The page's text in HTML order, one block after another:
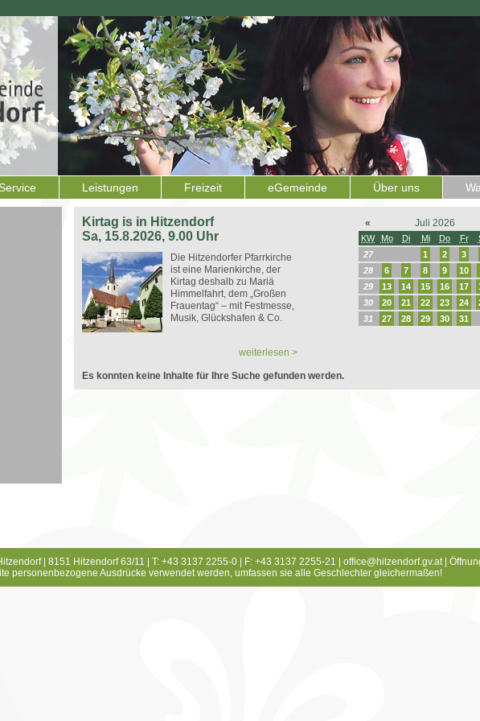
Service Leistungen Freizeit eGemeinde Über uns
Kirtag is in Hitzendorf
Sa, 15.8.2026, 9.00 Uhr
Die Hitzendorfer Pfarrkirche
ist eine Marienkirche, der
Kirtag deshalb zu Mariä
Himmelfahrt, dem „Großen
Frauentag“ – mit Festmesse,
Musik, Glückshafen & Co.
weiterlesen >
« Juli 2026
KW Mo Di Mi Do Fr
27
1 2 3
28
6 7 8 9 10
29
13 14 15 16 17
30
20 21 22 23 24
31
27 28 29 30 31
Es konnten keine Inhalte für Ihre Suche gefunden werden.
| 8151 Hitzendorf 63/11 | T: +43 3137 2255-0 | F: +43 3137 2255-21 | office@hitzendorf.gv.at|
personenbezogene Ausdrücke verwendet werden, umfassen sie alle Geschlechter gleichermaßen!